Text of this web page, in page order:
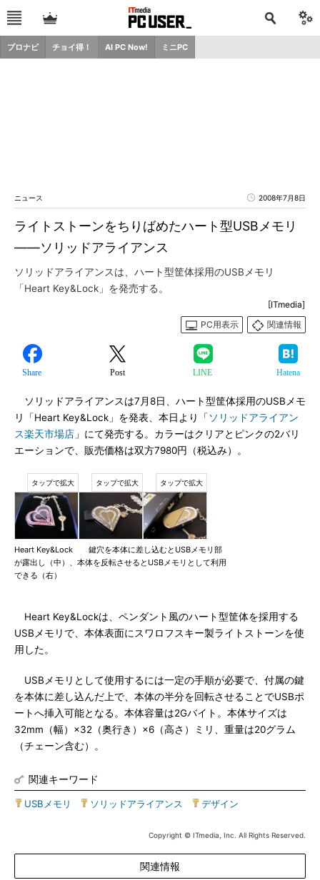
プロナビ チョイ得！ AI PC Now! ミニPC
ニュース 2008年7月8日
ライトストーンをちりばめたハート型USBメモリ
――ソリッドアライアンス
ソリッドアライアンスは、ハート型筐体採用のUSBメモリ
「Heart Key&Lock」を発売する。
[ITmedia]
PC用表示
関連情報
Share Post LINE Hatena
ソリッドアライアンスは7月8日、ハート型筐体採用のUSBメモ
リ「Heart Key&Lock」を発表、本日より「 ソリッドアライアン
ス楽天市場店 」にて発売する。カラーはクリアとピンクの2バリ
エーションで、販売価格は双方7980円（税込み）。
Heart Key&Lock 鍵穴を本体に差し込むとUSBメモリ部
が露出し（中）、本体を反転させるとUSBメモリとして利用
できる（右）
Heart Key&Lockは、ペンダント風のハート型筐体を採用する
USBメモリで、本体表面にスワロフスキー製ライトストーンを使
用した。
USBメモリとして使用するには一定の手順が必要で、付属の鍵
を本体に差し込んだ上で、本体の半分を回転させることでUSBポ
ートへ挿入可能となる。本体容量は2Gバイト。本体サイズは
32mm（幅）×32（奥行き）×6（高さ）ミリ、重量は20グラム
（チェーン含む）。
関連キーワード
USBメモリ ソリッドアライアンス デザイン
Copyright © ITmedia, Inc. All Rights Reserved.
関連情報